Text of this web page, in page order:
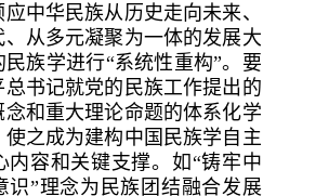
中华民族从历史走向未来、
从多元凝聚为一体的发展大
族学进行“系统性重构”。要
书记就党的民族工作提出的
和重大理论命题的体系化学
之成为建构中国民族学自主
内容和关键支撑。如“铸牢中
识”理念为民族团结融合发展